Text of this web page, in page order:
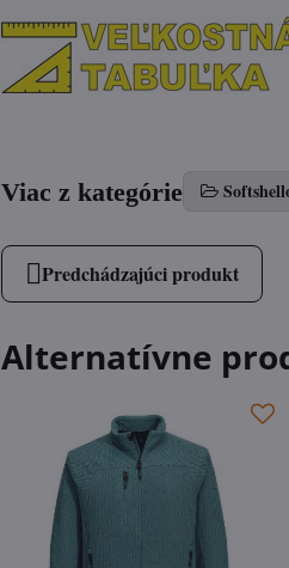
Viac z kategórie
Predchádzajúci produkt
Alternatívne